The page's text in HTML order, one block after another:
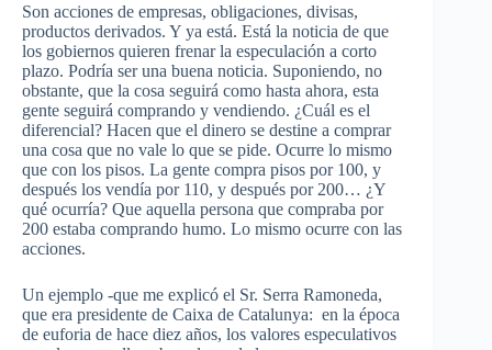
Son acciones de empresas, obligaciones, divisas,
productos derivados. Y ya está. Está la noticia de que
los gobiernos quieren frenar la especulación a corto
plazo. Podría ser una buena noticia. Suponiendo, no
obstante, que la cosa seguirá como hasta ahora, esta
gente seguirá comprando y vendiendo. ¿Cuál es el
diferencial? Hacen que el dinero se destine a comprar
una cosa que no vale lo que se pide. Ocurre lo mismo
que con los pisos. La gente compra pisos por 100, y
después los vendía por 110, y después por 200… ¿Y
qué ocurría? Que aquella persona que compraba por
200 estaba comprando humo. Lo mismo ocurre con las
acciones.
Un ejemplo -que me explicó el Sr. Serra Ramoneda,
que era presidente de Caixa de Catalunya: en la época
de euforia de hace diez años, los valores especulativos